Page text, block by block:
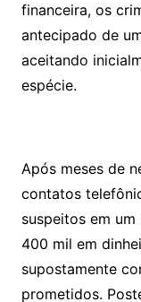
financeira, os
antecipado de
aceitando
espécie.
Após meses de
contatos
suspeitos em
400 mil em
supostamente
prometidos.